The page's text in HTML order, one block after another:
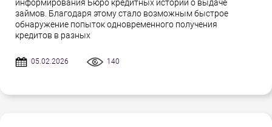
информирования Бюро кредитных историй о выдаче
займов. Благодаря этому стало возможным быстрое
обнаружение попыток одновременного получения
кредитов в разных
05.02.2026 140